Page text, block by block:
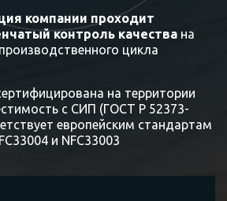
компании проходит
контроль качества на
цикла
на территории
с СИП (ГОСТ Р 52373-
европейским стандартам
и NFC33003